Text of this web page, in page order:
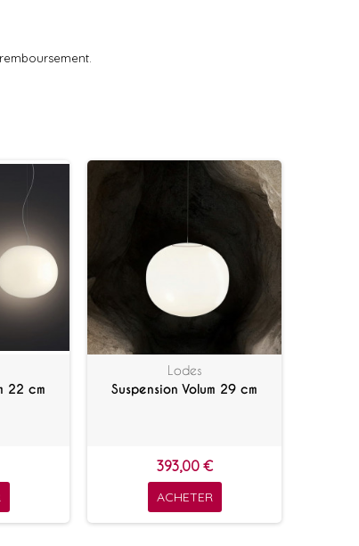
22 cm
Lodes
Suspension Volum 29 cm
393,00 €
ACHETER